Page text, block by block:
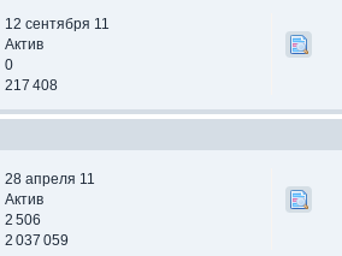
12 сентября 11
Актив
0
217 408
28 апреля 11
Актив
2 506
2 037 059